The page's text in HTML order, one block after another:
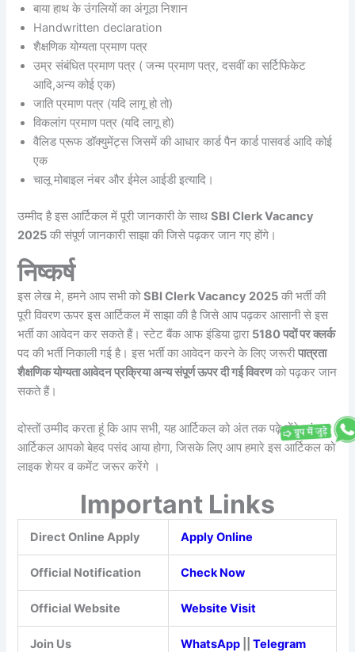
बाया हाथ के उंगलियों का अंगूठा निशान
Handwritten declaration
शैक्षणिक योग्यता प्रमाण पत्र
उम्र संबंधित प्रमाण पत्र ( जन्म प्रमाण पत्र, दसवीं का सर्टिफिकेट
आदि,अन्य कोई एक)
जाति प्रमाण पत्र (यदि लागू हो तो)
विकलांग प्रमाण पत्र (यदि लागू हो)
वैलिड प्रूफ डॉक्युमेंट्स जिसमें की आधार कार्ड पैन कार्ड पासवर्ड आदि कोई
एक
चालू मोबाइल नंबर और ईमेल आईडी इत्यादि।
उम्मीद है इस आर्टिकल में पूरी जानकारी के साथSBI Clerk Vacancy
2025 की संपूर्ण जानकारी साझा की जिसे पढ़कर जान गए होंगे।
निष्कर्ष
इस लेख मे, हमने आप सभी कोSBI Clerk Vacancy 2025 की भर्ती की
पूरी विवरण ऊपर इस आर्टिकल में साझा की है जिसे आप पढ़कर आसानी से इस
भर्ती का आवेदन कर सकते हैं। स्टेट बैंक आफ इंडिया द्वारा 5180 पदों पर क्लर्क
पद की भर्ती निकाली गई है। इस भर्ती का आवेदन करने के लिए जरूरीपात्रता
शैक्षणिक योग्यता आवेदन प्रक्रिया अन्य संपूर्ण ऊपर दी गई विवरणको पढ़कर जान
सकते हैं।
दोस्तों उम्मीद करता हूं कि आप सभी, यह आर्टिकल को अंत तक पढ़े होंगे एवं यह
आर्टिकल आपको बेहद पसंद आया होगा, जिसके लिए आप हमारे इस आर्टिकल को
लाइक शेयर व कमेंट जरूर करेंगे ।
Important Links
Direct Online Apply Apply Online
Official Notification Check Now
Official Website Website Visit
Join Us WhatsApp ||Telegram